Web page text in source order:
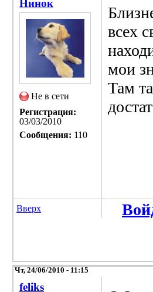
Нинок
Не в сети
Регистрация:
03/03/2010
Сообщения: 110
всех
мои
Там
Вверх
Чт, 24/06/2010 - 11:15
feliks